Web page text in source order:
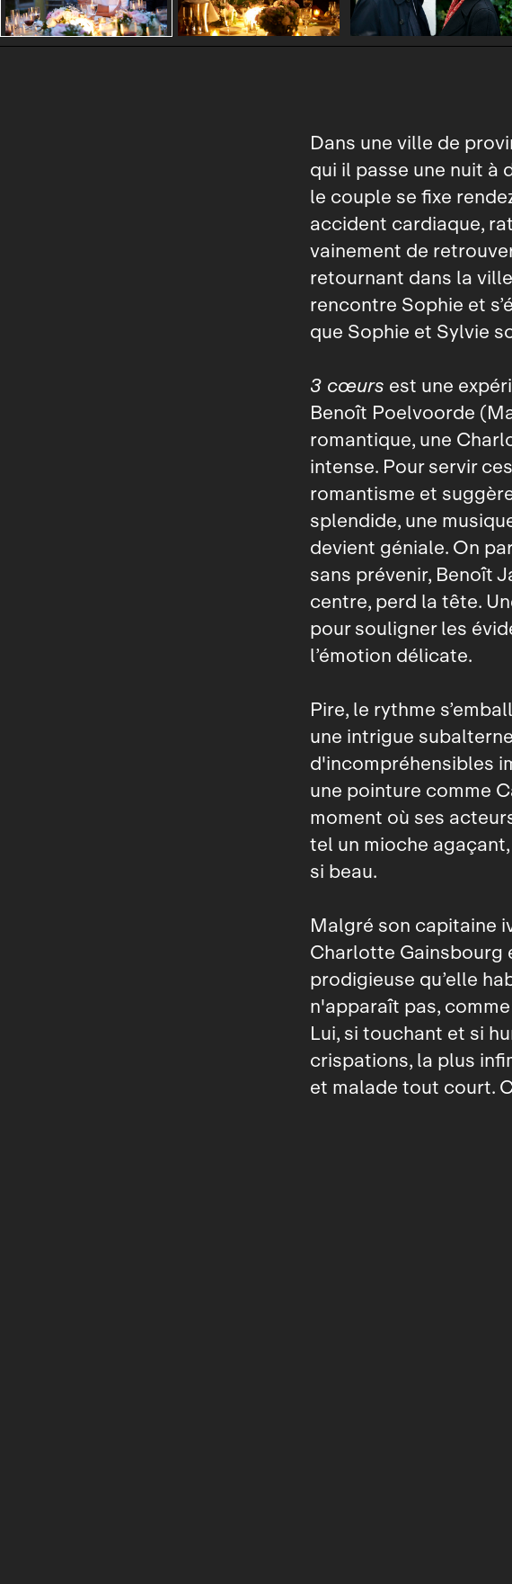
Dans une ville de
qui il passe une nuit à
le couple se fixe
accident cardiaque,
vainement de
retournant dans la
rencontre Sophie et
que Sophie et Sylvie
3 cœurs est une
Benoît Poelvoorde
romantique, une
intense. Pour servir
romantisme et
splendide, une
devient géniale. On
sans prévenir, Benoît
centre, perd la tête.
pour souligner les
l’émotion délicate.
Pire, le rythme
une intrigue
d'incompréhensibles
une pointure comme
moment où ses
tel un mioche
si beau.
Malgré son capitaine
Charlotte Gainsbourg
prodigieuse qu’elle
n'apparaît pas,
Lui, si touchant et si
crispations, la plus
et malade tout court.